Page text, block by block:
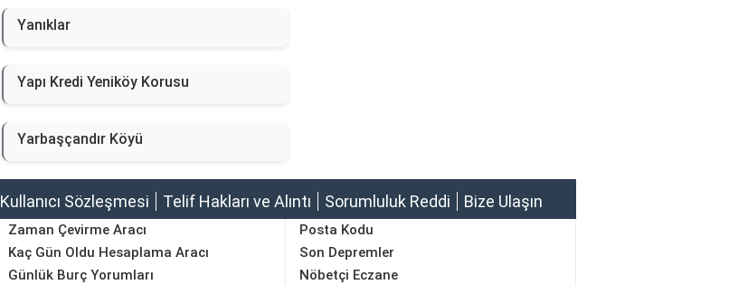
Yanıklar
Yapı Kredi Yeniköy Korusu
Yarbaşçandır Köyü
Kullanıcı Sözleşmesi Telif Hakları ve Alıntı Sorumluluk Reddi Bize Ulaşın
Zaman Çevirme Aracı
Kaç Gün Oldu Hesaplama Aracı
Günlük Burç Yorumları
Posta Kodu
Son Depremler
Nöbetçi Eczane